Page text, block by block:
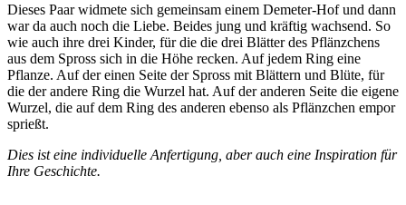
Dieses Paar widmete sich gemeinsam einem Demeter-Hof und dann
war da auch noch die Liebe. Beides jung und kräftig wachsend. So
wie auch ihre drei Kinder, für die die drei Blätter des Pflänzchens
aus dem Spross sich in die Höhe recken. Auf jedem Ring eine
Pflanze. Auf der einen Seite der Spross mit Blättern und Blüte, für
die der andere Ring die Wurzel hat. Auf der anderen Seite die eigene
Wurzel, die auf dem Ring des anderen ebenso als Pflänzchen empor
sprießt.
Dies ist eine individuelle Anfertigung, aber auch eine Inspiration für
Ihre Geschichte.